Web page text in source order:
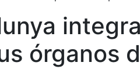
órganos